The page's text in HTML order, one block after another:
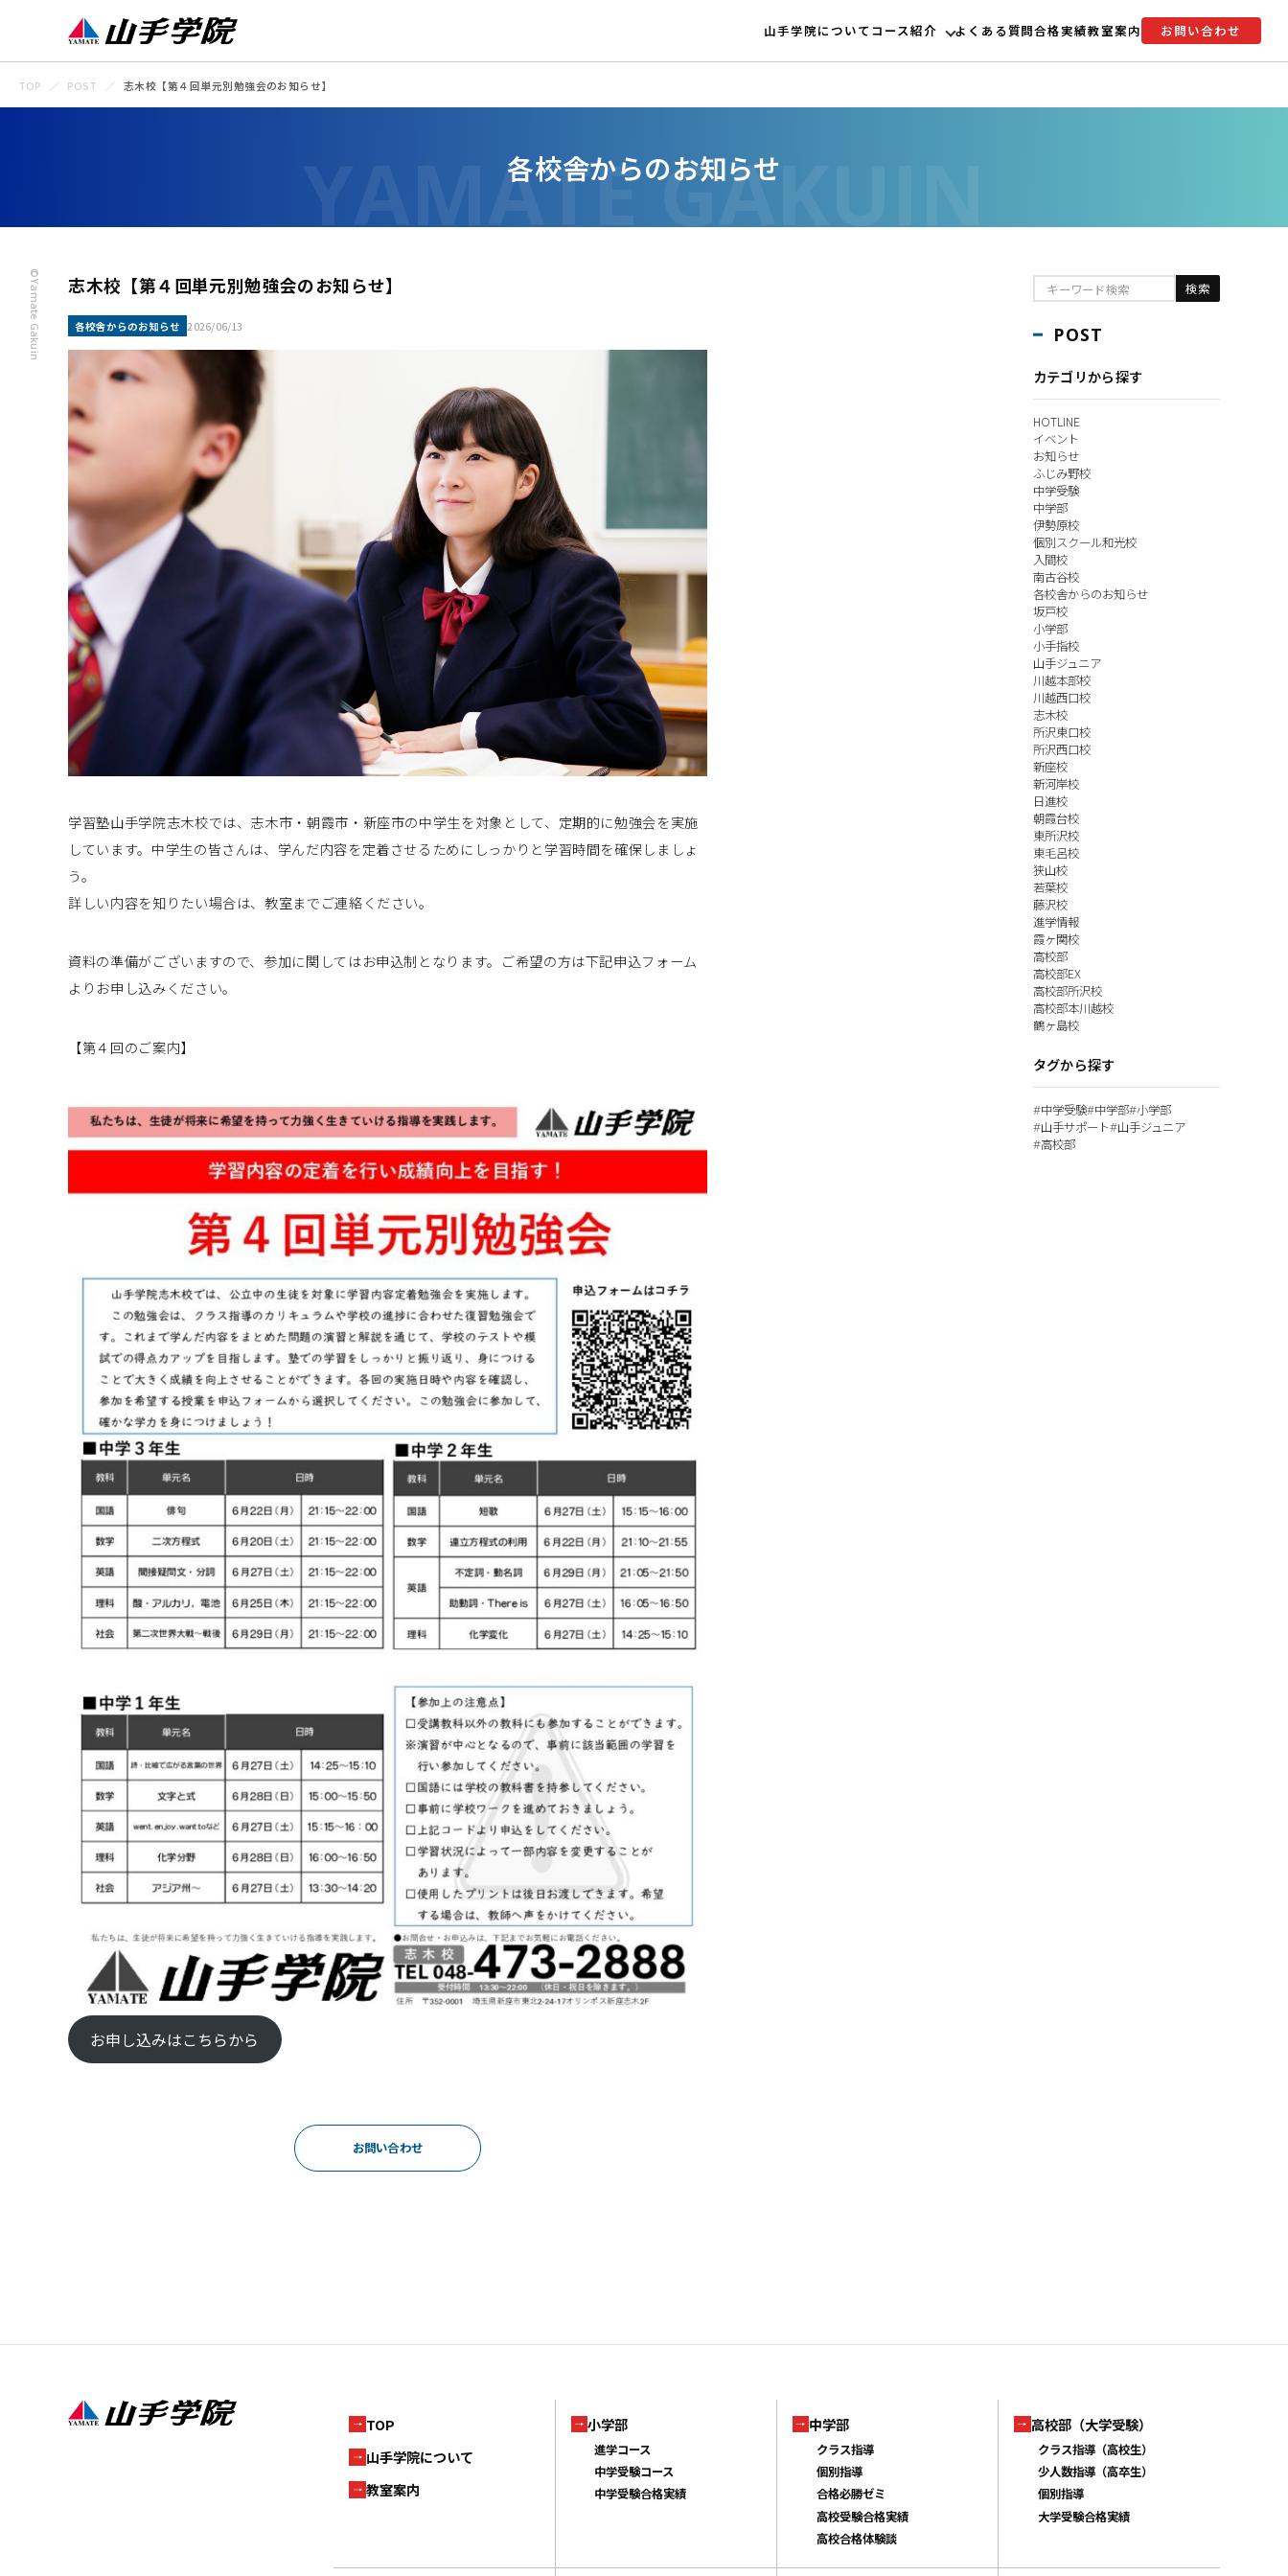
山手学院についてコース紹介 よくある質問合格実績教室案内 お問い合わせ
©Yamate Gakuin
TOP POST 志木校【第４回単元別勉強会のお知らせ】
各校舎からのお知らせ
志木校【第４回単元別勉強会のお知らせ】
各校舎からのお知らせ 2026/06/13
学習塾山手学院志木校では、志木市・朝霞市・新座市の中学生を対象として、定期的に勉強会を実施
しています。中学生の皆さんは、学んだ内容を定着させるためにしっかりと学習時間を確保しましょ
う。
詳しい内容を知りたい場合は、教室までご連絡ください。
資料の準備がございますので、参加に関してはお申込制となります。ご希望の方は下記申込フォーム
よりお申し込みください。
【第４回のご案内】
お申し込みはこちらから
お問い合わせ
POST
カテゴリから探す
HOTLINE
イベント
お知らせ
ふじみ野校
中学受験
中学部
伊勢原校
個別スクール和光校
入間校
南古谷校
各校舎からのお知らせ
坂戸校
小学部
小手指校
山手ジュニア
川越本部校
川越西口校
志木校
所沢東口校
所沢西口校
新座校
新河岸校
日進校
朝霞台校
東所沢校
東毛呂校
狭山校
若葉校
藤沢校
進学情報
霞ヶ関校
高校部
高校部EX
高校部所沢校
高校部本川越校
鶴ヶ島校
タグから探す
#中学受験#中学部#小学部
#山手サポート#山手ジュニア
#高校部
TOP
山手学院について
教室案内
小学部
進学コース
中学受験コース
中学受験合格実績
中学部
クラス指導
個別指導
合格必勝ゼミ
高校受験合格実績
高校合格体験談
高校部（大学受験）
クラス指導（高校生）
少人数指導（高卒生）
個別指導
大学受験合格実績